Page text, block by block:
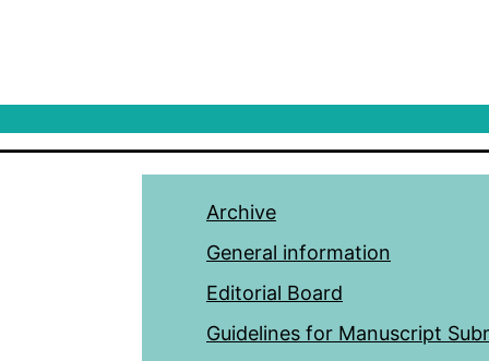
Archive
General information
Editorial Board
Guidelines for Manuscript